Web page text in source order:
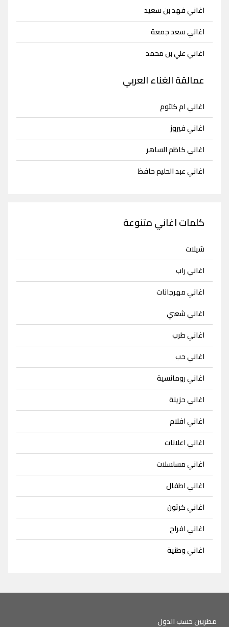
اغاني فهد بن سعيد
اغاني سعد جمعة
اغاني علي بن محمد
عمالقة الغناء العربي
اغاني ام كلثوم
اغاني فيروز
اغاني كاظم الساهر
اغاني عبد الحليم حافظ
كلمات اغاني متنوعة
شيلات
اغاني راب
اغاني مهرجانات
اغاني شعبي
اغاني طرب
اغاني حب
اغاني رومانسية
اغاني حزينة
اغاني افلام
اغاني اعلانات
اغاني مسلسلات
اغاني اطفال
اغاني كرتون
اغاني افراح
اغاني وطنية
مطربين حسب الدول